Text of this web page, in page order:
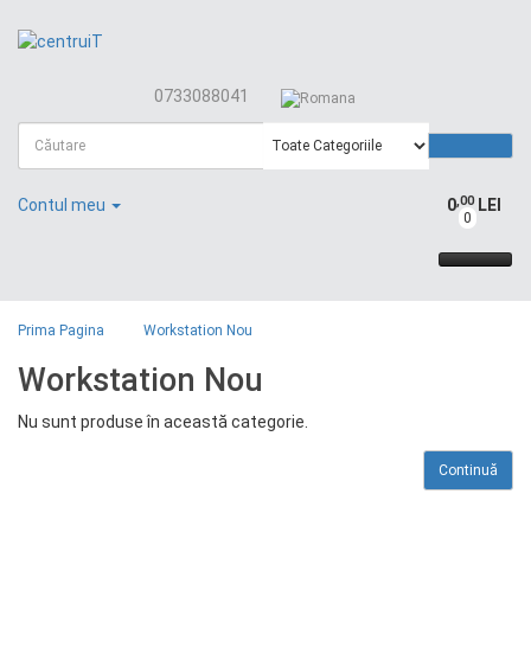
0733088041
Contul meu
0
0,00LEI
Prima Pagina Workstation Nou
Workstation Nou
Nu sunt produse în această categorie.
Continuă